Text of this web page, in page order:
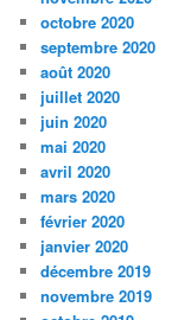
octobre 2020
septembre 2020
août 2020
juillet 2020
juin 2020
mai 2020
avril 2020
mars 2020
février 2020
janvier 2020
décembre 2019
novembre 2019